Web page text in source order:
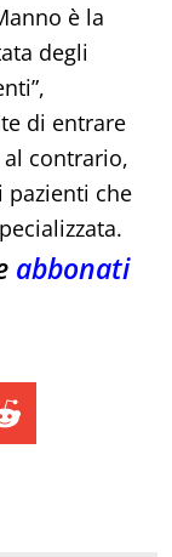
è la
degli
di entrare
contrario,
pazienti che
abbonati